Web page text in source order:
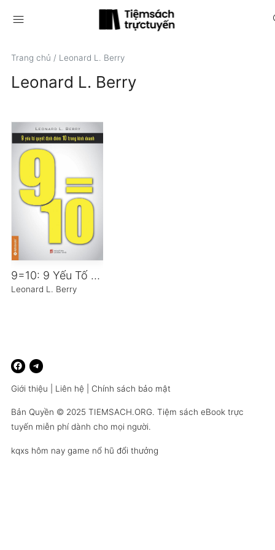
menu
Trang chủ / Leonard L. Berry
Leonard L. Berry
9=10: 9 Yếu Tố Quyết Định Điểm 10 Trong Kinh Doanh
Leonard L. Berry
Giới thiệu Liên hệ Chính sách bảo mật
Bản Quyền © 2025 TIEMSACH.ORG. Tiệm sách eBook trực
tuyến miễn phí dành cho mọi người.
kqxs hôm nay game nổ hũ đổi thưởng